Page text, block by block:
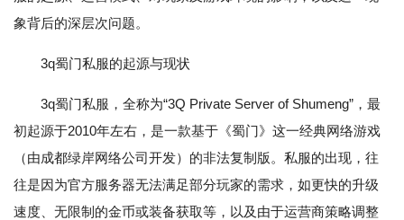
象背后的深层次问题。
3q蜀门私服的起源与现状
3q蜀门私服，全称为“3Q Private Server of Shumeng”，最
初起源于2010年左右，是一款基于《蜀门》这一经典网络游戏
（由成都绿岸网络公司开发）的非法复制版。私服的出现，往
往是因为官方服务器无法满足部分玩家的需求，如更快的升级
速度、无限制的金币或装备获取等，以及由于运营商策略调整